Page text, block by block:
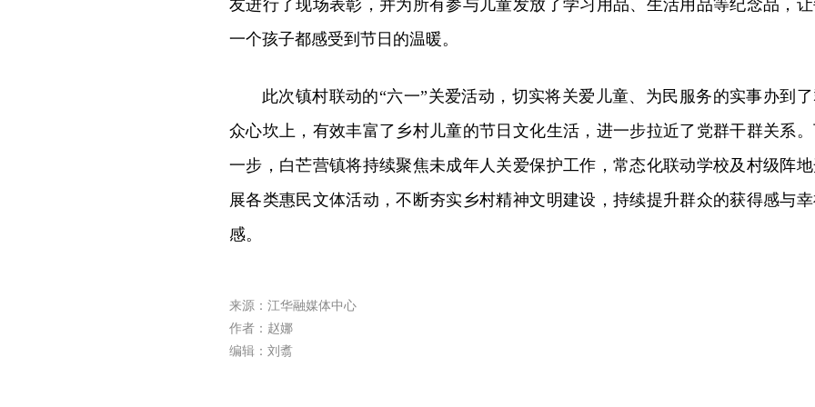
友进行了现场表彰，并为所有参与儿童发放了学习用品、生活用品等纪念品，
一个孩子都感受到节日的温暖。
此次镇村联动的“六一”关爱活动，切实将关爱儿童、为民服务的实事办到
众心坎上，有效丰富了乡村儿童的节日文化生活，进一步拉近了党群干群关系
一步，白芒营镇将持续聚焦未成年人关爱保护工作，常态化联动学校及村级阵
展各类惠民文体活动，不断夯实乡村精神文明建设，持续提升群众的获得感与
感。
来源：江华融媒体中心
作者：赵娜
编辑：刘翥